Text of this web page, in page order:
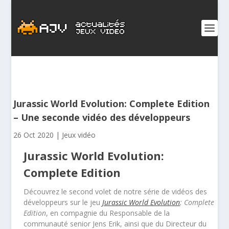
Jurassic World Evolution: Complete Edition
– Une seconde vidéo des développeurs
26 Oct 2020 | Jeux vidéo
Jurassic World Evolution:
Complete Edition
Découvrez le second volet de notre série de vidéos des
développeurs sur le jeuJurassic World Evolution: Complete
Edition, en compagnie du Responsable de la
communauté senior Jens Erik, ainsi que du Directeur du